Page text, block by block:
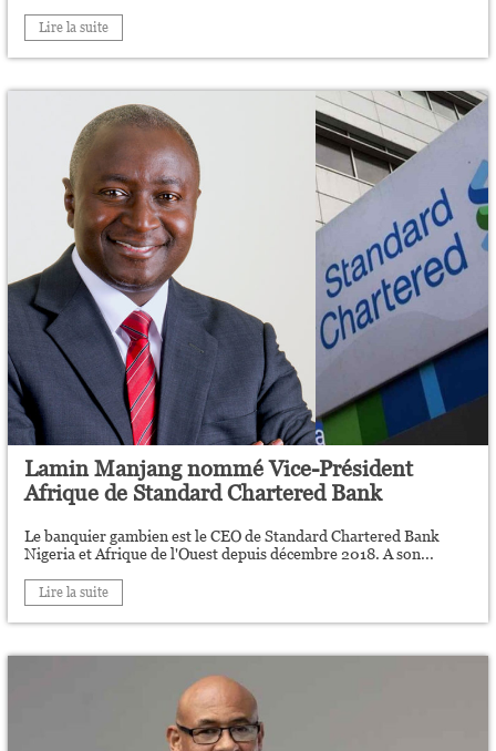
Lire la suite
Lamin Manjang nommé Vice-Président
Afrique de Standard Chartered Bank
Le banquier gambien est le CEO de Standard Chartered Bank
Nigeria et Afrique de l'Ouest depuis décembre 2018. A son...
Lire la suite